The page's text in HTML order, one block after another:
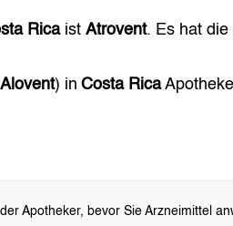
RicaistAtrovent. Es hat die
Alovent) inCosta Rica
Apotheker, bevor Sie Arzneimittel